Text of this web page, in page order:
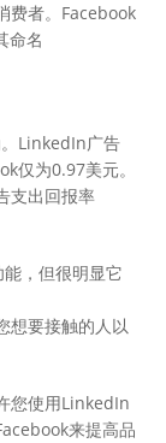
费者。Facebook
命名
LinkedIn广告
仅为0.97美元。
支出回报率
，但很明显它
想要接触的人以
您使用LinkedIn
来提高品